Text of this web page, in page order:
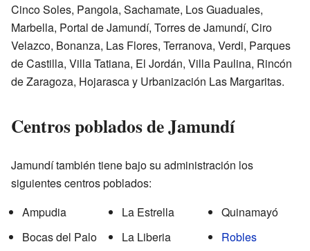
Cinco Soles, Pangola, Sachamate, Los Guaduales,
Marbella, Portal de Jamundí, Torres de Jamundí, Ciro
Velazco, Bonanza, Las Flores, Terranova, Verdi, Parques
de Castilla, Villa Tatiana, El Jordán, Villa Paulina, Rincón
de Zaragoza, Hojarasca y Urbanización Las Margaritas.
Centros poblados de Jamundí
Jamundí también tiene bajo su administración los
siguientes centros poblados:
Ampudia
Bocas del Palo
La Estrella
La Liberia
Quinamayó
Robles